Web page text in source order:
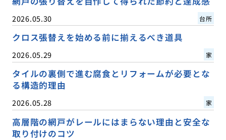
2026.05.30 台所
クロス張替えを始める前に揃えるべき道具
2026.05.29 家
タイルの裏側で進む腐食とリフォームが必要とな
る構造的理由
2026.05.28 家
高層階の網戸がレールにはまらない理由と安全な
取り付けのコツ